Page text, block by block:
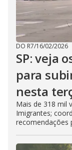
DO R7/16/02/2026
SP: veja
para
nesta
Mais de 318 mil
Imigrantes;
recomendações